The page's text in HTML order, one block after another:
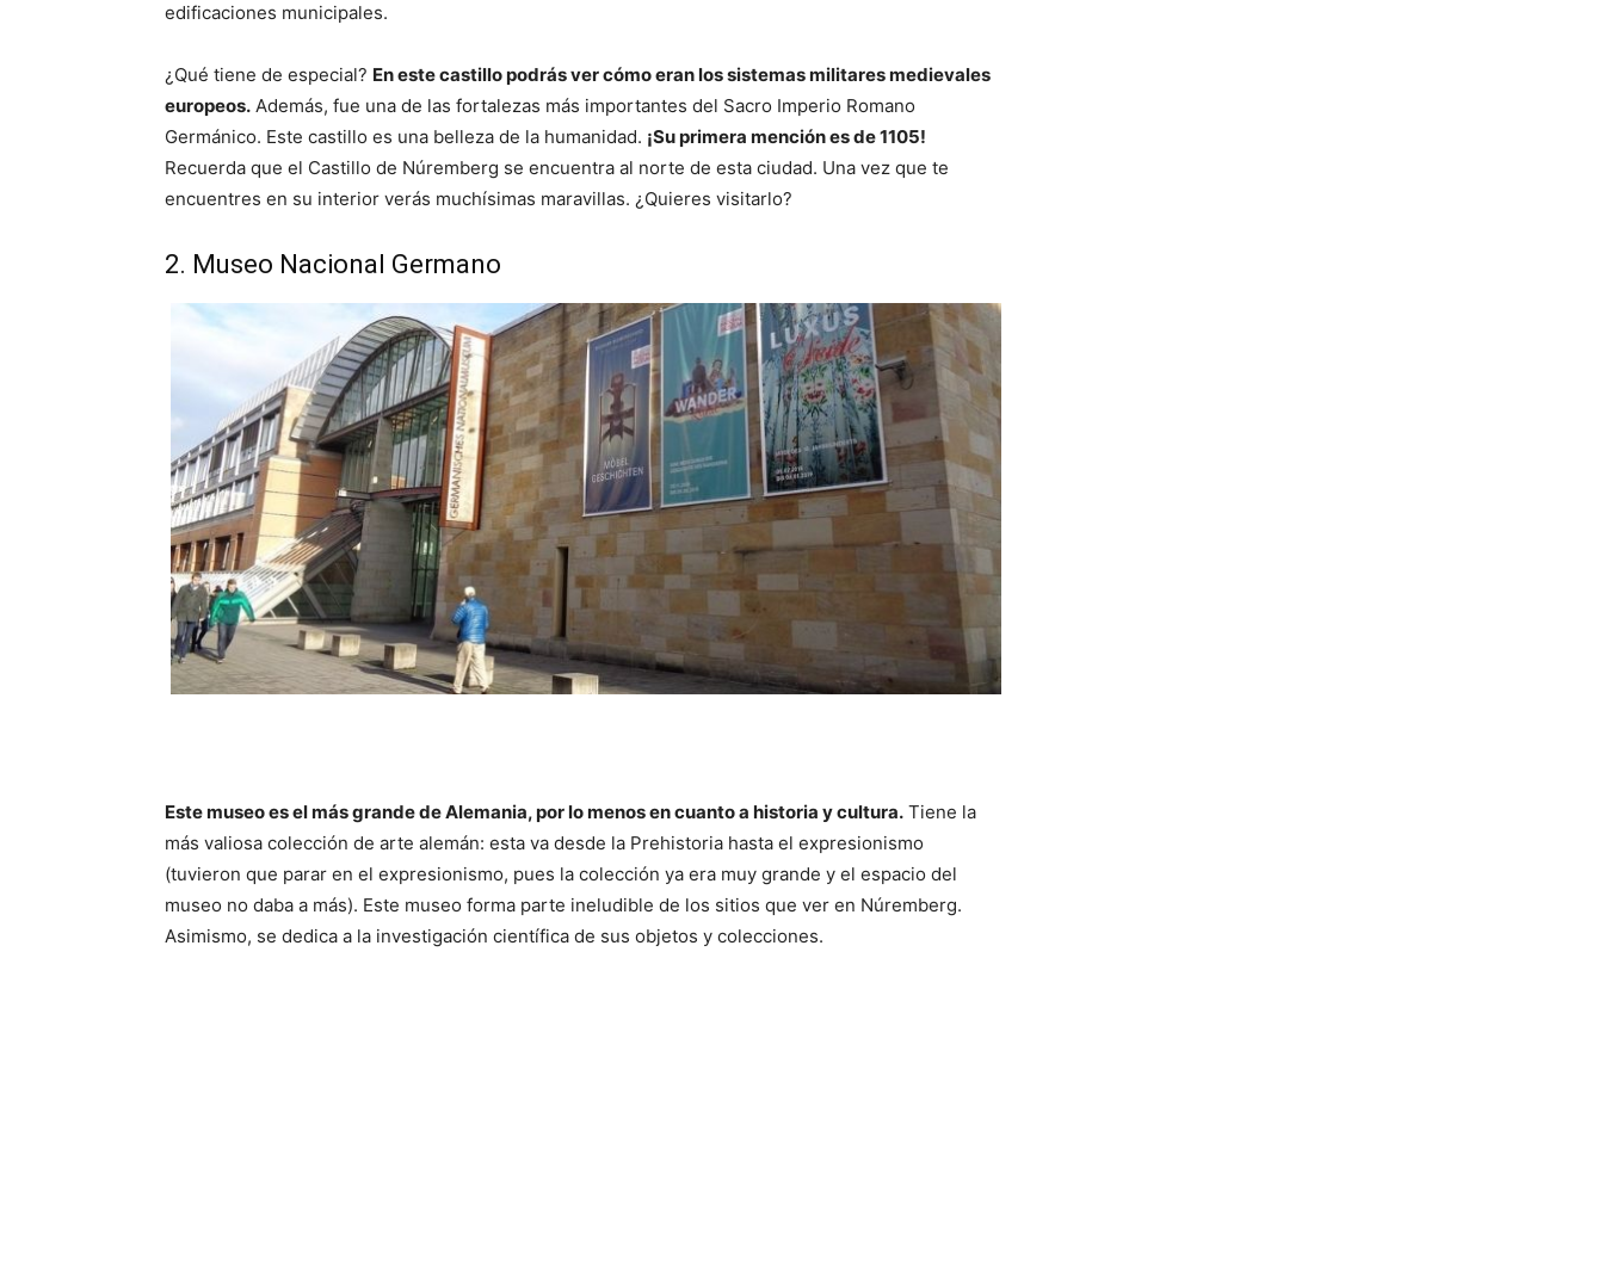
edificaciones municipales.
¿Qué tiene de especial? En este castillo podrás ver cómo eran los sistemas militares medievales
europeos. Además, fue una de las fortalezas más importantes del Sacro Imperio Romano
Germánico. Este castillo es una belleza de la humanidad. ¡Su primera mención es de 1105!
Recuerda que el Castillo de Núremberg se encuentra al norte de esta ciudad. Una vez que te
encuentres en su interior verás muchísimas maravillas. ¿Quieres visitarlo?
2. Museo Nacional Germano
Este museo es el más grande de Alemania, por lo menos en cuanto a historia y cultura. Tiene la
más valiosa colección de arte alemán: esta va desde la Prehistoria hasta el expresionismo
(tuvieron que parar en el expresionismo, pues la colección ya era muy grande y el espacio del
museo no daba a más). Este museo forma parte ineludible de los sitios que ver en Núremberg.
Asimismo, se dedica a la investigación científica de sus objetos y colecciones.